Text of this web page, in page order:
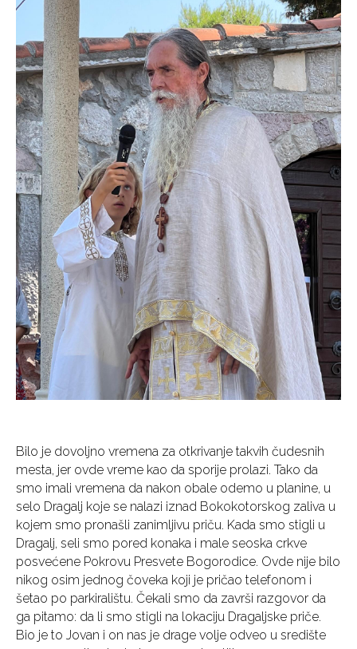
Bilo je dovoljno vremena za otkrivanje takvih čudesnih
mesta, jer ovde vreme kao da sporije prolazi. Tako da
smo imali vremena da nakon obale odemo u planine, u
selo Dragalj koje se nalazi iznad Bokokotorskog zaliva u
kojem smo pronašli zanimljivu priču. Kada smo stigli u
Dragalj, seli smo pored konaka i male seoska crkve
posvećene Pokrovu Presvete Bogorodice. Ovde nije bilo
nikog osim jednog čoveka koji je pričao telefonom i
šetao po parkiralištu. Čekali smo da završi razgovor da
ga pitamo: da li smo stigli na lokaciju Dragaljske priče.
Bio je to Jovan i on nas je drage volje odveo u središte